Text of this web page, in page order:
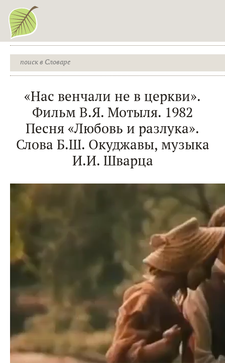
«Нас венчали не в церкви».
Фильм В.Я. Мотыля. 1982
Песня «Любовь и разлука».
Слова Б.Ш. Окуджавы, музыка
И.И. Шварца